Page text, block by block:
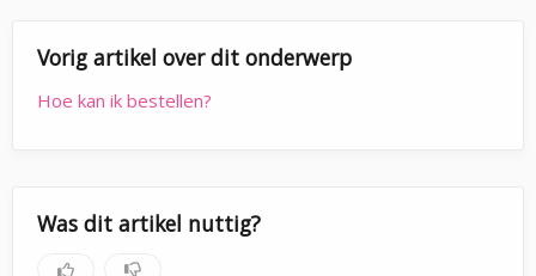
Vorig artikel over dit onderwerp
Hoe kan ik bestellen?
Was dit artikel nuttig?